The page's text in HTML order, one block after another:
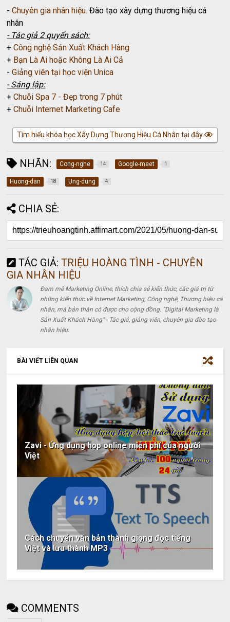
-Chuyên gia nhân hiệu. Đào tạo xây dựng thương hiệu cá
nhân
- Tác giả 2 quyển sách:
+Công nghệ Sản Xuất Khách Hàng
+ Bạn Là Ai hoặc Không Là Ai Cả
-Giảng viên tại học viện Unica
- Sáng lập:
+Chuỗi Spa 7 - Đẹp trong 7 phút
+Chuỗi Internet Marketing Cafe
Tìm hiểu khóa học Xây Dựng Thương Hiệu Cá Nhân tại đây
NHÃN: Cong-nghe 14 Google-meet 1
Huong-dan 18 Ung-dung 4
CHIA SẺ:
TÁC GIẢ: TRIỆU HOÀNG TÌNH - CHUYÊN
GIA NHÂN HIỆU
Đam mê Marketing Online, thích chia sẻ kiến thức, các giá trị từ
những kiến thức về Internet Marketing, Công nghệ, Thương hiệu cá
nhân, mà bản thân có được cho cộng đồng. "Digital Marketing là
Sản Xuất Khách Hàng" - Tác giả, giảng viên, chuyên gia đào tạo
nhân hiệu.
BÀI VIẾT LIÊN QUAN
Zavi - Ứng dụng họp online miễn phí của người
Việt
Cách chuyển văn bản thành giọng đọc tiếng
Việt và lưu thành MP3
COMMENTS